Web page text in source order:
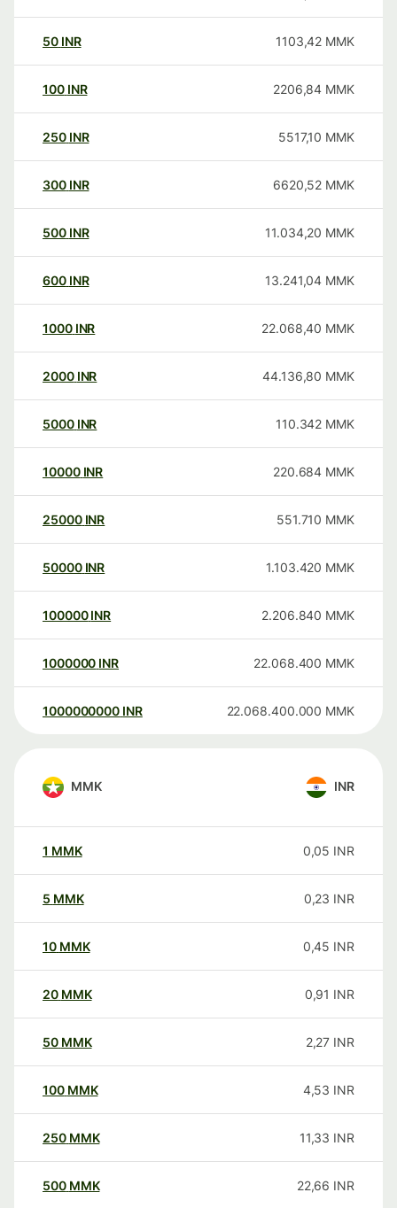
50 INR 1103,42 MMK
100 INR 2206,84 MMK
250 INR 5517,10 MMK
300 INR 6620,52 MMK
500 INR 11.034,20 MMK
600 INR 13.241,04 MMK
1000 INR 22.068,40 MMK
2000 INR 44.136,80 MMK
5000 INR 110.342 MMK
10000 INR 220.684 MMK
25000 INR 551.710 MMK
50000 INR 1.103.420 MMK
100000 INR 2.206.840 MMK
1000000 INR 22.068.400 MMK
1000000000 INR 22.068.400.000 MMK
MMK INR
1 MMK 0,05 INR
5 MMK 0,23 INR
10 MMK 0,45 INR
20 MMK 0,91 INR
50 MMK 2,27 INR
100 MMK 4,53 INR
250 MMK 11,33 INR
500 MMK 22,66 INR